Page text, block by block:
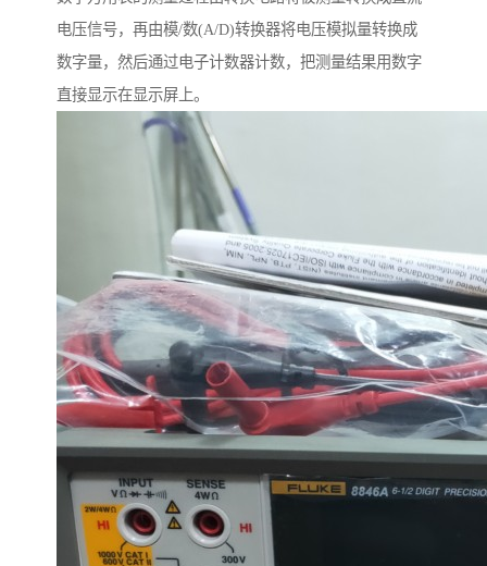
电压信号，再由模/数(A/D)转换器将电压模拟量转换成
数字量，然后通过电子计数器计数，把测量结果用数字
直接显示在显示屏上。